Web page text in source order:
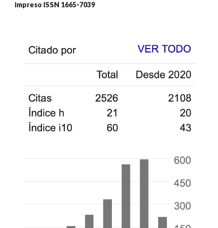
impreso ISSN 1665-7039